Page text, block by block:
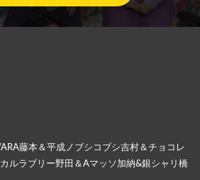
藤本＆平成ノブシコブシ吉村＆チョコレ
ルラブリー野田＆Aマッソ加納&銀シャリ橋